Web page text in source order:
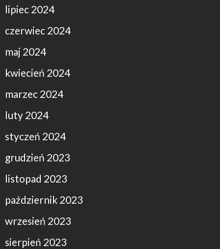
lipiec 2024
czerwiec 2024
maj 2024
kwiecień 2024
marzec 2024
luty 2024
styczeń 2024
grudzień 2023
listopad 2023
październik 2023
wrzesień 2023
sierpień 2023